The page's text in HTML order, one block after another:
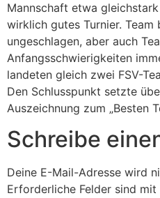
Mannschaft etwa
wirklich gutes Turnier. Team
ungeschlagen, aber auch
Anfangsschwierigkeiten
landeten gleich zwei FSV-
Den Schlusspunkt setzte
Auszeichnung zum „Besten
Schreibe
Deine E-Mail-Adresse wird
Erforderliche Felder sind mit